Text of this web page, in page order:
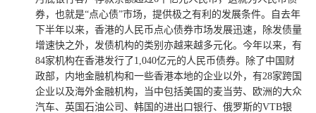
券，也就是“点心债”市场，提供极之有利的发展条件。自去年
下半年以来，香港的人民币点心债券市场发展迅速，除发债量
增速快之外，发债机构的类别亦越来越多元化。今年以来，有
84家机构在香港发行了1,040亿元的人民币债券。除了中国财
政部，内地金融机构和一些香港本地的企业以外，有28家跨国
企业以及海外金融机构，当中包括美国的麦当劳、欧洲的大众
汽车、英国石油公司、韩国的进出口银行、俄罗斯的VTB银